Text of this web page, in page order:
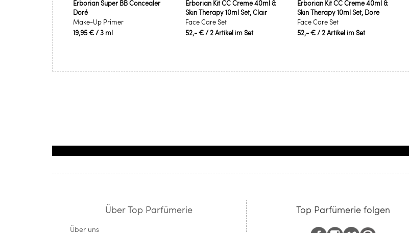
Erborian Super BB Concealer
Doré
Make-Up Primer
19,95 €/ 3 ml
Erborian Kit CC Creme 40ml &
Skin Therapy 10ml Set, Clair
Face Care Set
52,- €/ 2 Artikel im Set
Erborian Kit CC Creme 40ml &
Skin Therapy 10ml Set, Dore
Face Care Set
52,- €/ 2 Artikel im Set
Über Top Parfümerie
Über uns
Top Parfümerie folgen